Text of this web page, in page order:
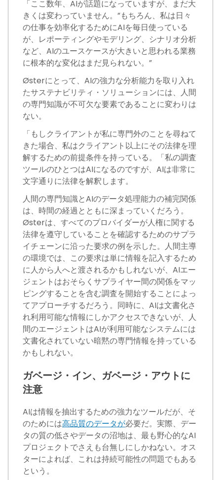
「ここ数年、AIが話題になっていますが、まだ大
きくは変わっていません。”もちろん、私は日々
の仕事を効率化するためにAIを毎日使っている
が、レポーティングやモデリング、シナリオ分析
など、AIのユースケースが大きいと思われる業務
に根本的な変化はまだ見られない。”
Østerにとって、AIの強力な分析能力を取り入れ
たサステナビリティ・ソリューションには、人間
の専門知識が不可欠な要素であることに変わりは
ない。
「もしクライアントが私に専門外のことを尋ねて
きた場合、私はクライアント以上にその法律を理
解するための前提条件を持っている。「私の調査
ツールのひとつはAIになるのですが、AIは非常に
文字通りに法律を解釈します。
人間の専門知識とAIのデータ処理能力の補完関係
は、時間の経過とともに深まっていくだろう。
Østerは、すべてのプロバイダーが人権に関する
法律を遵守していることを確認するためのサプラ
イチェーンに沿った要求の例を示した。人間主導
の環境では、この要求は単に情報を記入するため
に人から人へと渡されるかもしれないが、AIエー
ジェントはおそらくサプライヤー間の関係をマッ
ピングすることを含む調査を開始することによっ
てアプローチするだろう。同時に、AIは文書化さ
れ利用可能な情報にしかアクセスできないが、人
間のエージェントはAIが利用可能なシステムには
文書化されていない暗黙の専門情報を持っている
かもしれない。
ガベージ・イン、ガベージ・アウトに
注意
AIは情報を抽出するための強力なツールだが、そ
のためには高品質のデータが必要だ。実際、デー
タの質の低さやデータの沼地は、最も野心的なAI
プロジェクトでさえも台無しにしかねない。オス
ターによれば、これは持続可能性の問題でもある
という。